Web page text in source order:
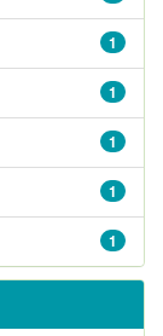
1
1
1
1
1